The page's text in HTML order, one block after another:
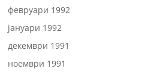
февруари 1992
јануари 1992
декември 1991
ноември 1991